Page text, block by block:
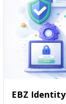
EBZ Identity